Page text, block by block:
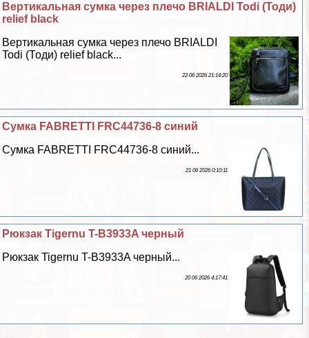
Вертикальная сумка через плечо BRIALDI Todi (Тоди)
relief black
Вертикальная сумка через плечо BRIALDI
Todi (Тоди) relief black...
22 06 2026 21:14:20
Сумка FABRETTI FRC44736-8 синий
Сумка FABRETTI FRC44736-8 синий...
21 06 2026 0:10:11
Рюкзак Tigernu T-B3933A черный
Рюкзак Tigernu T-B3933A черный...
20 06 2026 4:17:41